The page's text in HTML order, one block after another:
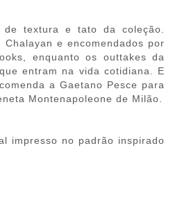
de textura e tato da coleção.
e encomendados por
enquanto os outtakes da
entram na vida cotidiana. E
a Gaetano Pesce para
Montenapoleone de Milão.
impresso no padrão inspirado